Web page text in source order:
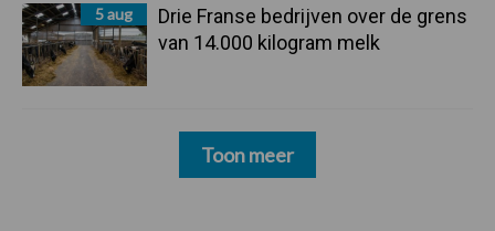
5 aug
Drie Franse bedrijven over de grens
van 14.000 kilogram melk
Toon meer